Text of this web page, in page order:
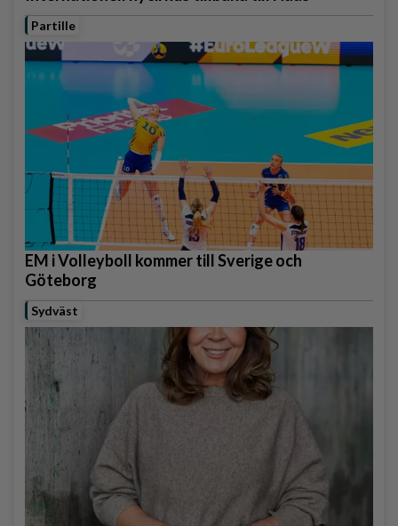
Partille
EM i Volleyboll kommer till Sverige och
Göteborg
Sydväst